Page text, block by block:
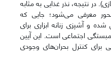
در نتیجه، نذر غذایی به مثابه
معرفی می‌شود؛ جایی که
و آشپزی زنانه ابزاری برای
اجتماعی است. این آیین
برای کنترل بحران‌های وجودی